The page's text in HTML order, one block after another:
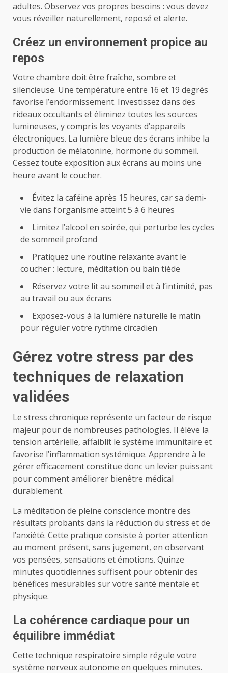
adultes. Observez vos propres besoins : vous devez
vous réveiller naturellement, reposé et alerte.
Créez un environnement propice au
repos
Votre chambre doit être fraîche, sombre et
silencieuse. Une température entre 16 et 19 degrés
favorise l’endormissement. Investissez dans des
rideaux occultants et éliminez toutes les sources
lumineuses, y compris les voyants d’appareils
électroniques. La lumière bleue des écrans inhibe la
production de mélatonine, hormone du sommeil.
Cessez toute exposition aux écrans au moins une
heure avant le coucher.
Évitez la caféine après 15 heures, car sa demi-
vie dans l’organisme atteint 5 à 6 heures
Limitez l’alcool en soirée, qui perturbe les cycles
de sommeil profond
Pratiquez une routine relaxante avant le
coucher : lecture, méditation ou bain tiède
Réservez votre lit au sommeil et à l’intimité, pas
au travail ou aux écrans
Exposez-vous à la lumière naturelle le matin
pour réguler votre rythme circadien
Gérez votre stress par des
techniques de relaxation
validées
Le stress chronique représente un facteur de risque
majeur pour de nombreuses pathologies. Il élève la
tension artérielle, affaiblit le système immunitaire et
favorise l’inflammation systémique. Apprendre à le
gérer efficacement constitue donc un levier puissant
pour comment améliorer bienêtre médical
durablement.
La méditation de pleine conscience montre des
résultats probants dans la réduction du stress et de
l’anxiété. Cette pratique consiste à porter attention
au moment présent, sans jugement, en observant
vos pensées, sensations et émotions. Quinze
minutes quotidiennes suffisent pour obtenir des
bénéfices mesurables sur votre santé mentale et
physique.
La cohérence cardiaque pour un
équilibre immédiat
Cette technique respiratoire simple régule votre
système nerveux autonome en quelques minutes.